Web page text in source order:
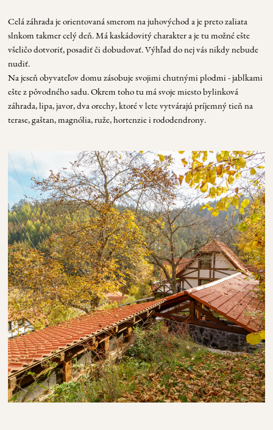
Celá záhrada je orientovaná smerom na juhovýchod a je preto zaliata
slnkom takmer celý deň. Má kaskádovitý charakter a je tu možné ešte
všeličo dotvoriť, posadiť či dobudovať. Výhľad do nej vás nikdy nebude
nudiť.
Na jeseň obyvateľov domu zásobuje svojimi chutnými plodmi - jablkami
ešte z pôvodného sadu. Okrem toho tu má svoje miesto bylinková
záhrada, lipa, javor, dva orechy, ktoré v lete vytvárajú príjemný tieň na
terase, gaštan, magnólia, ruže, hortenzie i rododendrony.